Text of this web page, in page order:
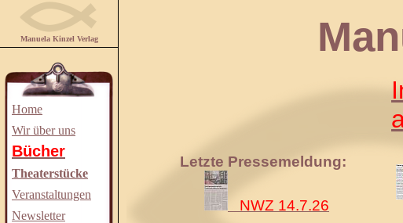
Manuela Kinzel Verlag
Home
Wir über uns
Bücher
Theaterstücke
Veranstaltungen
Newsletter
Manuela
Letzte Pressemeldung:
NWZ 14.7.26